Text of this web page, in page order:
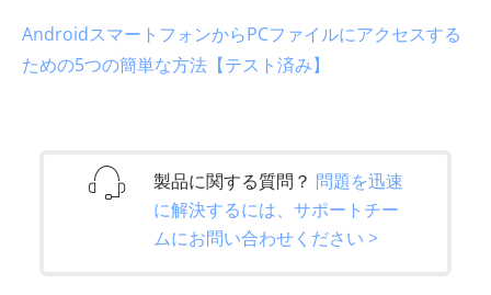
AndroidスマートフォンからPCファイルにアクセスする
ための5つの簡単な方法【テスト済み】
製品に関する質問？ 問題を迅速
に解決するには、サポートチー
ムにお問い合わせください >